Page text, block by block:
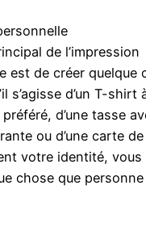
de l’impression
est de créer quelque
s’agisse d’un T-shirt
d’une tasse
ou d’une carte
votre identité, vous
chose que personne